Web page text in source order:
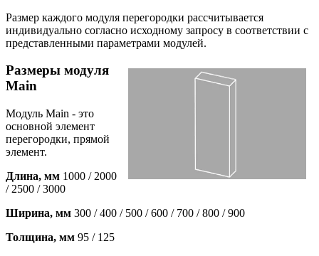
Размер каждого модуля перегородки рассчитывается
индивидуально согласно исходному запросу в соответствии с
представленными параметрами модулей.
Размеры модуля
Main
Модуль Main - это
основной элемент
перегородки, прямой
элемент.
Длина, мм 1000 / 2000
/ 2500 / 3000
Ширина, мм 300 / 400 / 500 / 600 / 700 / 800 / 900
Толщина, мм 95 / 125